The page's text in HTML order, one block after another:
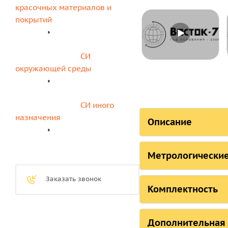
Описание
Страна,
Российская
Original Schmidt
Комплектность
красочных материалов и
покрытий
СИ
окружающей среды
СИ иного
назначения
Заказать звонок